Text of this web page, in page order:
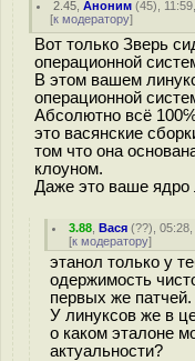
2.45 ,Аноним (45),
[к модератору]
Вот только Зверь
операционной
В этом вашем
операционной
Абсолютно всё 100℅
это васянские
том что она
клоуном.
Даже это ваше ядро
3.88 ,Вася (??),
[к модератору]
этанол только у
одержимость
первых же патчей.
У линуксов же в
о каком эталоне
актуальности?